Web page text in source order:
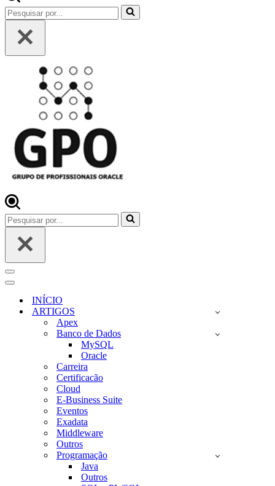
Pesquisar
por...
Pesquisar
por...
Menu
de
navegação
Menu
navegaçãoINÍCIO
ARTIGOS
Apex
Banco de Dados
MySQL
Oracle
Carreira
Certificacão
Cloud
E-Business Suite
Eventos
Exadata
Middleware
Outros
Programação
Java
Outros